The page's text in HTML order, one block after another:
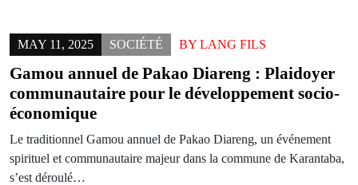
MAY 11, 2025 SOCIÉTÉ BY LANG FILS
Gamou annuel de Pakao Diareng : Plaidoyer
communautaire pour le développement socio-
économique
Le traditionnel Gamou annuel de Pakao Diareng, un événement
spirituel et communautaire majeur dans la commune de Karantaba,
s’est déroulé…